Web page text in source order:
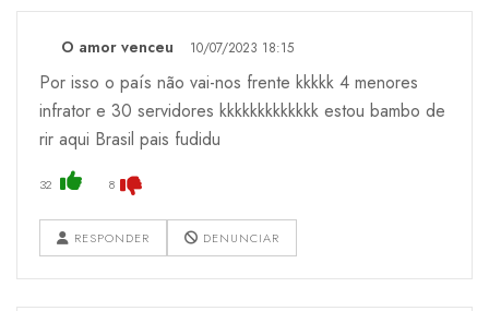
O amor venceu 10/07/2023 18:15
Por isso o país não vai-nos frente kkkkk 4 menores
infrator e 30 servidores kkkkkkkkkkkkk estou bambo de
rir aqui Brasil pais fudidu
32 8
RESPONDER DENUNCIAR